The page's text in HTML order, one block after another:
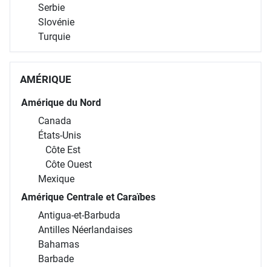
Serbie
Slovénie
Turquie
AMÉRIQUE
Amérique du Nord
Canada
États-Unis
Côte Est
Côte Ouest
Mexique
Amérique Centrale et Caraïbes
Antigua-et-Barbuda
Antilles Néerlandaises
Bahamas
Barbade